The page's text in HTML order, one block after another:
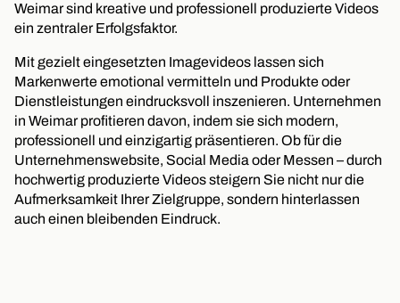
Weimar sind kreative und professionell produzierte Videos
ein zentraler Erfolgsfaktor.
Mit gezielt eingesetzten Imagevideos lassen sich
Markenwerte emotional vermitteln und Produkte oder
Dienstleistungen eindrucksvoll inszenieren. Unternehmen
in Weimar profitieren davon, indem sie sich modern,
professionell und einzigartig präsentieren. Ob für die
Unternehmenswebsite, Social Media oder Messen – durch
hochwertig produzierte Videos steigern Sie nicht nur die
Aufmerksamkeit Ihrer Zielgruppe, sondern hinterlassen
auch einen bleibenden Eindruck.